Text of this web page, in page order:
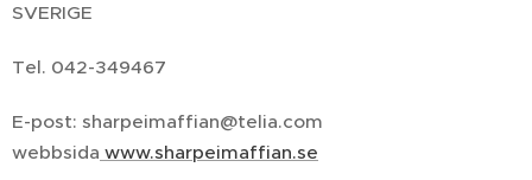
SVERIGE
Tel. 042-349467
E-post: sharpeimaffian@telia.com
webbsida www.sharpeimaffian.se